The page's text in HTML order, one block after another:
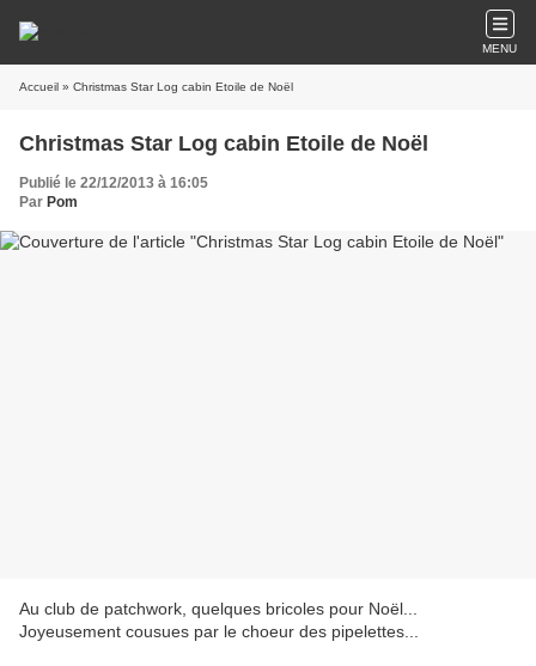
MENU
Accueil » Christmas Star Log cabin Etoile de Noël
Christmas Star Log cabin Etoile de Noël
Publié le 22/12/2013 à 16:05
Par Pom
Au club de patchwork, quelques bricoles pour Noël...
Joyeusement cousues par le choeur des pipelettes...